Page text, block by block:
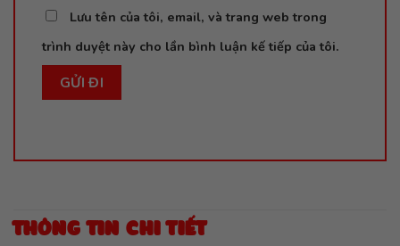
Lưu tên của tôi, email, và trang web trong
trình duyệt này cho lần bình luận kế tiếp của tôi.
THÔNG TIN CHI TIẾT